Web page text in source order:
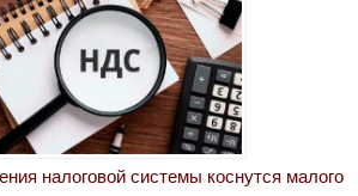
налоговой системы коснутся малого